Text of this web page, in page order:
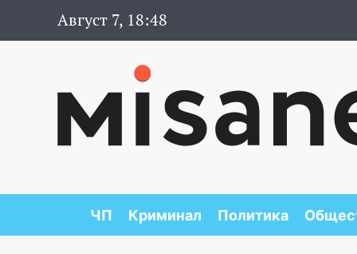
Август 7, 18:48
ЧП Криминал Политика